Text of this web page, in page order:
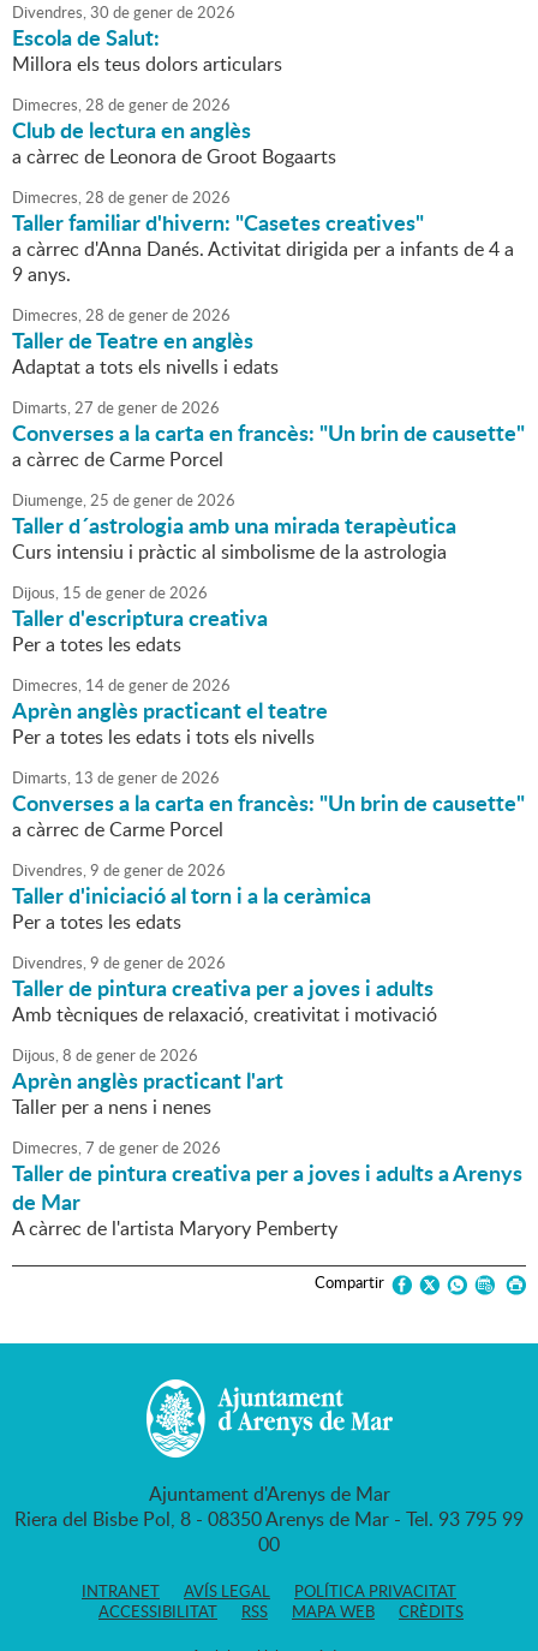
Divendres,30 degenerde2026
Escola de Salut:
Millora els teus dolors articulars
Dimecres,28 degenerde2026
Club de lectura en anglès
a càrrec de Leonora de Groot Bogaarts
Dimecres,28 degenerde2026
Taller familiar d'hivern: "Casetes creatives"
a càrrec d'Anna Danés. Activitat dirigida per a infants de 4 a
9 anys.
Dimecres,28 degenerde2026
Taller de Teatre en anglès
Adaptat a tots els nivells i edats
Dimarts,27 degenerde2026
Converses a la carta en francès: "Un brin de causette"
a càrrec de Carme Porcel
Diumenge,25 degenerde2026
Taller d´astrologia amb una mirada terapèutica
Curs intensiu i pràctic al simbolisme de la astrologia
Dijous, 15 degenerde2026
Taller d'escriptura creativa
Per a totes les edats
Dimecres, 14degenerde2026
Aprèn anglès practicant el teatre
Per a totes les edats i tots els nivells
Dimarts, 13 degenerde2026
Converses a la carta en francès: "Un brin de causette"
a càrrec de Carme Porcel
Divendres,9 degenerde2026
Taller d'iniciació al torn i a la ceràmica
Per a totes les edats
Divendres,9 degenerde2026
Taller de pintura creativa per a joves i adults
Amb tècniques de relaxació, creativitat i motivació
Dijous,8 degenerde2026
Aprèn anglès practicant l'art
Taller per a nens i nenes
Dimecres,7 degenerde2026
Taller de pintura creativa per a joves i adults a Arenys
de Mar
A càrrec de l'artista Maryory Pemberty
Compartir
Ajuntament d'Arenys de Mar
Riera del Bisbe Pol, 8 - 08350 Arenys de Mar - Tel. 93 795 99
00
INTRANET AVÍS LEGAL
POLÍTICA PRIVACITAT
ACCESSIBILITAT
RSS MAPA WEB CRÈDITS